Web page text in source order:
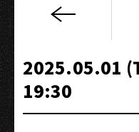
從
變
４
的”
A
2025.05.01
19:30